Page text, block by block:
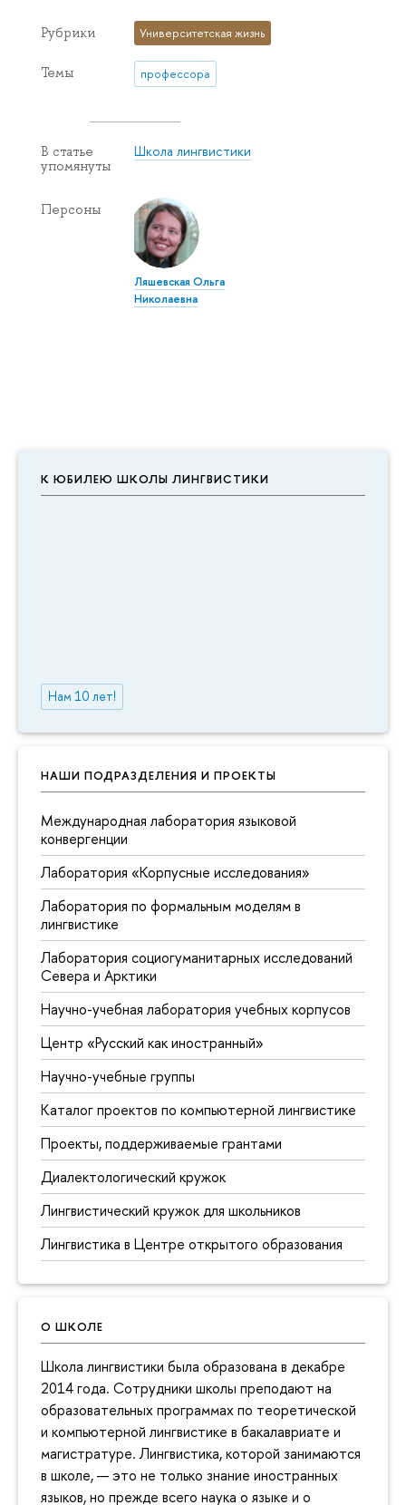
К ЮБИЛЕЮ ШКОЛЫ ЛИНГВИСТИКИ
Нам 10 лет!
НАШИ ПОДРАЗДЕЛЕНИЯ И ПРОЕКТЫ
Международная лаборатория языковой
конвергенции
Лаборатория «Корпусные исследования»
Лаборатория по формальным моделям в
лингвистике
Лаборатория социогуманитарных исследований
Севера и Арктики
Научно-учебная лаборатория учебных корпусов
Центр «Русский как иностранный»
Научно-учебные группы
Каталог проектов по компьютерной лингвистике
Проекты, поддерживаемые грантами
Диалектологический кружок
Лингвистический кружок для школьников
Лингвистика в Центре открытого образования
О ШКОЛЕ
Школа лингвистики была образована в декабре
2014 года. Сотрудники школы преподают на
образовательных программах по теоретической
и компьютерной лингвистике в бакалавриате и
магистратуре. Лингвистика, которой занимаются
в школе, — это не только знание иностранных
языков, но прежде всего наука о языке и о
Рубрики Университетская жизнь
Темы профессора
В статье
упомянуты
Школа лингвистики
Персоны
Ляшевская Ольга
Николаевна